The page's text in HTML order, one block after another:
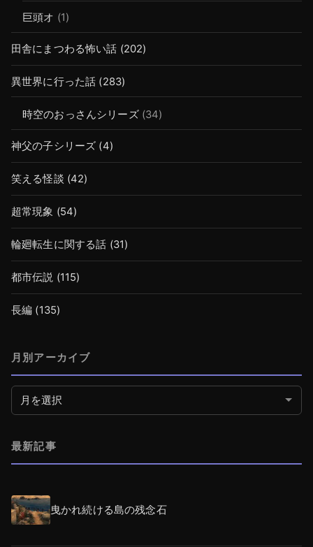
巨頭オ (1)
田舎にまつわる怖い話 (202)
異世界に行った話 (283)
時空のおっさんシリーズ(34)
神父の子シリーズ (4)
笑える怪談 (42)
超常現象 (54)
輪廻転生に関する話 (31)
都市伝説 (115)
長編 (135)
月別アーカイブ
月別アーカイブ
最新記事
曳かれ続ける島の残念石